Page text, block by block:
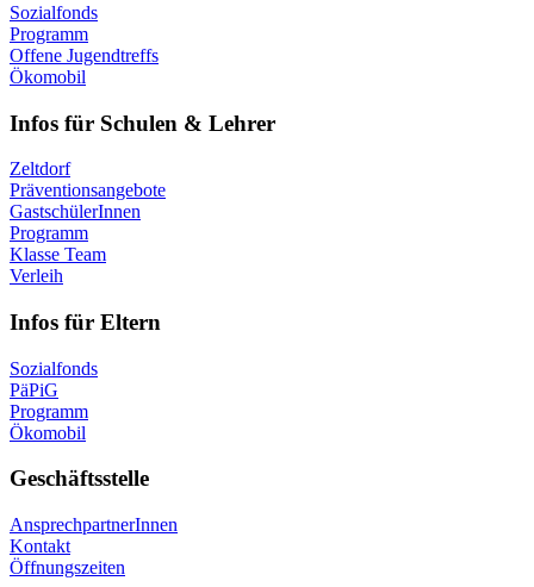
Sozialfonds
Programm
Offene Jugendtreffs
Ökomobil
Infos für Schulen & Lehrer
Zeltdorf
Präventionsangebote
GastschülerInnen
Programm
Klasse Team
Verleih
Infos für Eltern
Sozialfonds
PäPiG
Programm
Ökomobil
Geschäftsstelle
AnsprechpartnerInnen
Kontakt
Öffnungszeiten